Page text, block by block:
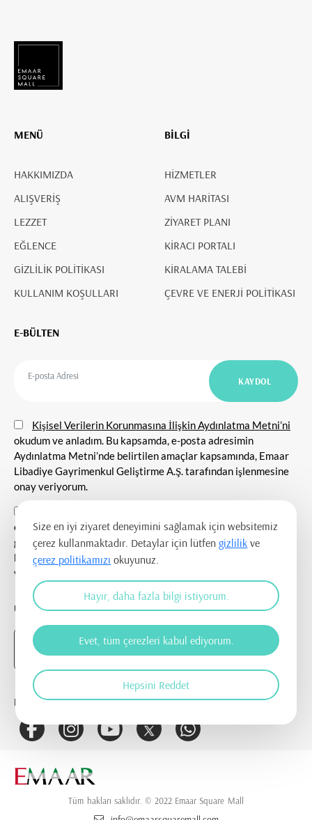
MENÜ
HAKKIMIZDA
ALIŞVERİŞ
LEZZET
EĞLENCE
GİZLİLİK POLİTİKASI
KULLANIM KOŞULLARI
BİLGİ
HİZMETLER
AVM HARİTASI
ZİYARET PLANI
KİRACI PORTALI
KİRALAMA TALEBİ
ÇEVRE VE ENERJİ POLİTİKASI
E-BÜLTEN
Kişisel Verilerin Korunmasına İlişkin Aydınlatma Metni’ni
okudum ve anladım. Bu kapsamda, e-posta adresimin
Aydınlatma Metni’nde belirtilen amaçlar kapsamında, Emaar
Libadiye Gayrimenkul Geliştirme A.Ş. tarafından işlenmesine
onay veriyorum.
etkinlikleri ile ilgili duyuru ve bilgilendirmelerin
gönderilmesine, tanıtım ve pazarlama amacı ile iletişim
kurulmasına ve ticari elektronik ileti gönderilmesine onay
veriyorum.
UYGULAMAYI İNDİR
BİZİ TAKİP EDİN
Tüm hakları saklıdır. © 2022 Emaar Square Mall
Size en iyi ziyaret deneyimini sağlamak için websitemiz
çerez kullanmaktadır. Detaylar için lütfengizlilik ve
çerez politikamızı okuyunuz.
Hayır, daha fazla bilgi istiyorum.
Evet, tüm çerezleri kabul ediyorum.
Hepsini Reddet